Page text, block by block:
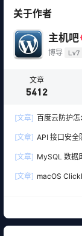
关于作者
主机吧
博导 Lv7
文章
5412
[文章] 百度云防护
[文章] API 接口安全
[文章] MySQL 数据
[文章] macOS